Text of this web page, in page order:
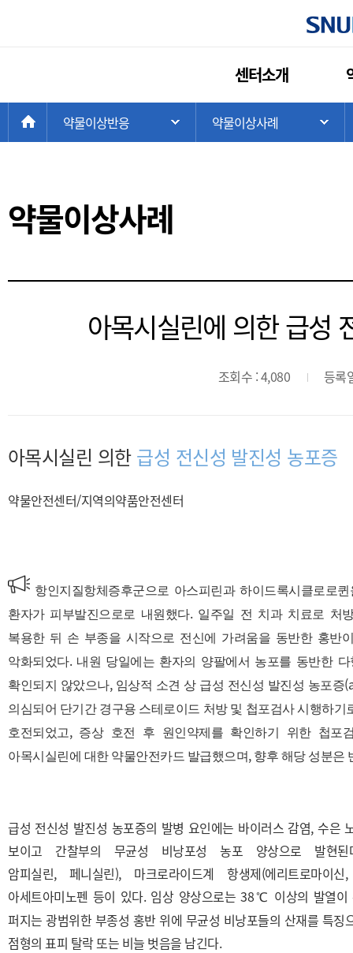
센터소개
HOME
약물이상반응 주 메뉴 목록 열기
약물이상사례
약물이상사례
아목시실린에 의한 급성
조회수 : 4,080 등록
아목시실린 의한 급성 전신성 발진성 농포증
약물안전센터/지역의약품안전센터
항인지질항체증후군으로 아스피린과 하이드록시클로로
환자가 피부발진으로로 내원했다. 일주일 전 치과 치료로 처
복용한 뒤 손 부종을 시작으로 전신에 가려움을 동반한 홍반
악화되었다. 내원 당일에는 환자의 양팔에서 농포를 동반한
확인되지 않았으나, 임상적 소견 상 급성 전신성 발진성 농포증
의심되어 단기간 경구용 스테로이드 처방 및 첩포검사 시행하기
호전되었고, 증상 호전 후 원인약제를 확인하기 위한 첩포
아목시실린에 대한 약물안전카드 발급했으며, 향후 해당 성분은
급성 전신성 발진성 농포증의 발병 요인에는 바이러스 감염, 수은
보이고 간찰부의 무균성 비낭포성 농포 양상으로 발현된
암피실린, 페니실린), 마크로라이드계 항생제(에리트로마
아세트아미노펜 등이 있다. 임상 양상으로는 38℃ 이상의 발열
퍼지는 광범위한 부종성 홍반 위에 무균성 비낭포들의 산재를 특
점형의 표피 탈락 또는 비늘 벗음을 남긴다.